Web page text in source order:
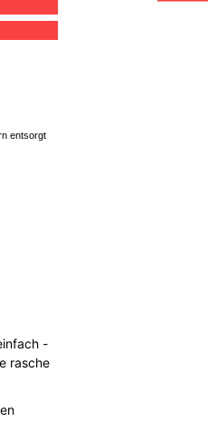
entsorgt
-
rasche